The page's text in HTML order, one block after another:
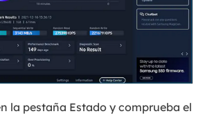
la pestaña Estado y comprueba el